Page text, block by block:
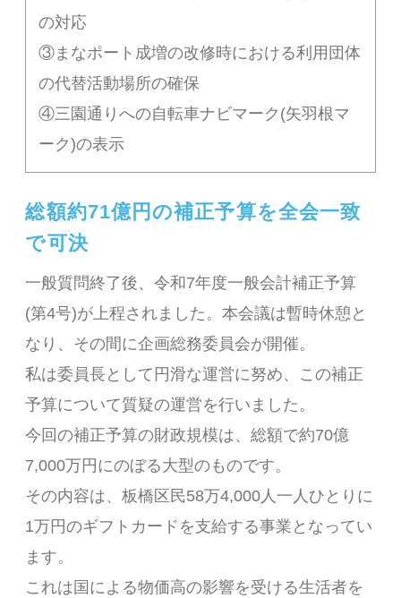
の対応
③まなポート成増の改修時における利用団体
の代替活動場所の確保
④三園通りへの自転車ナビマーク(矢羽根マ
ーク)の表示
総額約71億円の補正予算を全会一致
で可決
一般質問終了後、令和7年度一般会計補正予算
(第4号)が上程されました。本会議は暫時休憩と
なり、その間に企画総務委員会が開催。
私は委員長として円滑な運営に努め、この補正
予算について質疑の運営を行いました。
今回の補正予算の財政規模は、総額で約70億
7,000万円にのぼる大型のものです。
その内容は、板橋区民58万4,000人一人ひとりに
1万円のギフトカードを支給する事業となってい
ます。
これは国による物価高の影響を受ける生活者を